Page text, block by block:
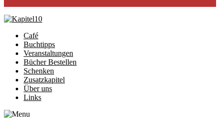
Café
Buchtipps
Veranstaltungen
Bücher Bestellen
Schenken
Zusatzkapitel
Über uns
Links